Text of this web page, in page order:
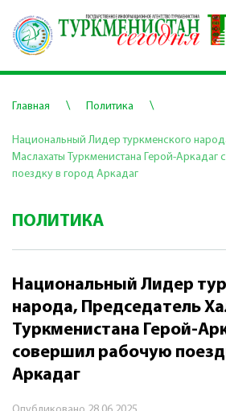
Главная \ Политика \
Национальный Лидер туркменского
Маслахаты Туркменистана Герой-
поездку в город Аркадаг
ПОЛИТИКА
Национальный Лидер
народа, Председатель
Туркменистана Герой-
совершил рабочую
Аркадаг